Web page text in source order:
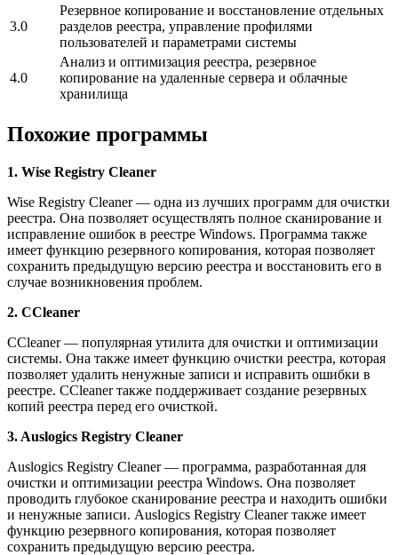
3.0
Резервное копирование и восстановление отдельных
разделов реестра, управление профилями
пользователей и параметрами системы
4.0
Анализ и оптимизация реестра, резервное
копирование на удаленные сервера и облачные
хранилища
Похожие программы
1. Wise Registry Cleaner
Wise Registry Cleaner — одна из лучших программ для очистки
реестра. Она позволяет осуществлять полное сканирование и
исправление ошибок в реестре Windows. Программа также
имеет функцию резервного копирования, которая позволяет
сохранить предыдущую версию реестра и восстановить его в
случае возникновения проблем.
2. CCleaner
CCleaner — популярная утилита для очистки и оптимизации
системы. Она также имеет функцию очистки реестра, которая
позволяет удалить ненужные записи и исправить ошибки в
реестре. CCleaner также поддерживает создание резервных
копий реестра перед его очисткой.
3. Auslogics Registry Cleaner
Auslogics Registry Cleaner — программа, разработанная для
очистки и оптимизации реестра Windows. Она позволяет
проводить глубокое сканирование реестра и находить ошибки
и ненужные записи. Auslogics Registry Cleaner также имеет
функцию резервного копирования, которая позволяет
сохранить предыдущую версию реестра.